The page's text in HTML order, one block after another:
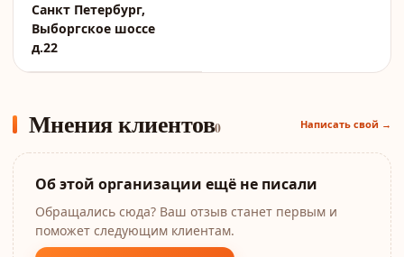
Санкт Петербург,
Выборгское шоссе
д.22
Мнения клиентов0 Написать свой →
Об этой организации ещё не писали
Обращались сюда? Ваш отзыв станет первым и
поможет следующим клиентам.